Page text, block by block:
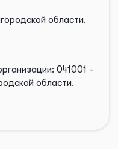
области.
041001 -
области.